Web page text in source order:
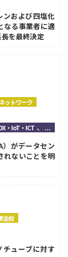
ンおよび四塩化
なる事業者に適
を最終決定
ットワーク
・IoT・ICT、...
）がデータセン
れないことを明
全般
チューブに対す